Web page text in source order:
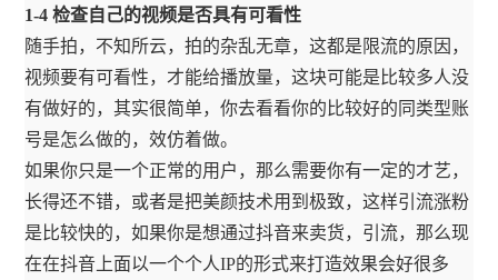
1-4 检查自己的视频是否具有可看性
随手拍，不知所云，拍的杂乱无章，这都是限流的原因，
视频要有可看性，才能给播放量，这块可能是比较多人没
有做好的，其实很简单，你去看看你的比较好的同类型账
号是怎么做的，效仿着做。
如果你只是一个正常的用户，那么需要你有一定的才艺，
长得还不错，或者是把美颜技术用到极致，这样引流涨粉
是比较快的，如果你是想通过抖音来卖货，引流，那么现
在在抖音上面以一个个人IP的形式来打造效果会好很多